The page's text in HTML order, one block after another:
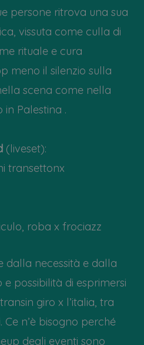
persone ritrova una sua
vissuta come culla di
rituale e cura
meno il silenzio sulla
scena come nella
in Palestina .
(liveset):
transettonx
roba x frociazz
dalla necessità e dalla
possibilità di esprimersi
giro x l’italia, tra
n’è bisogno perché
degli eventi sono